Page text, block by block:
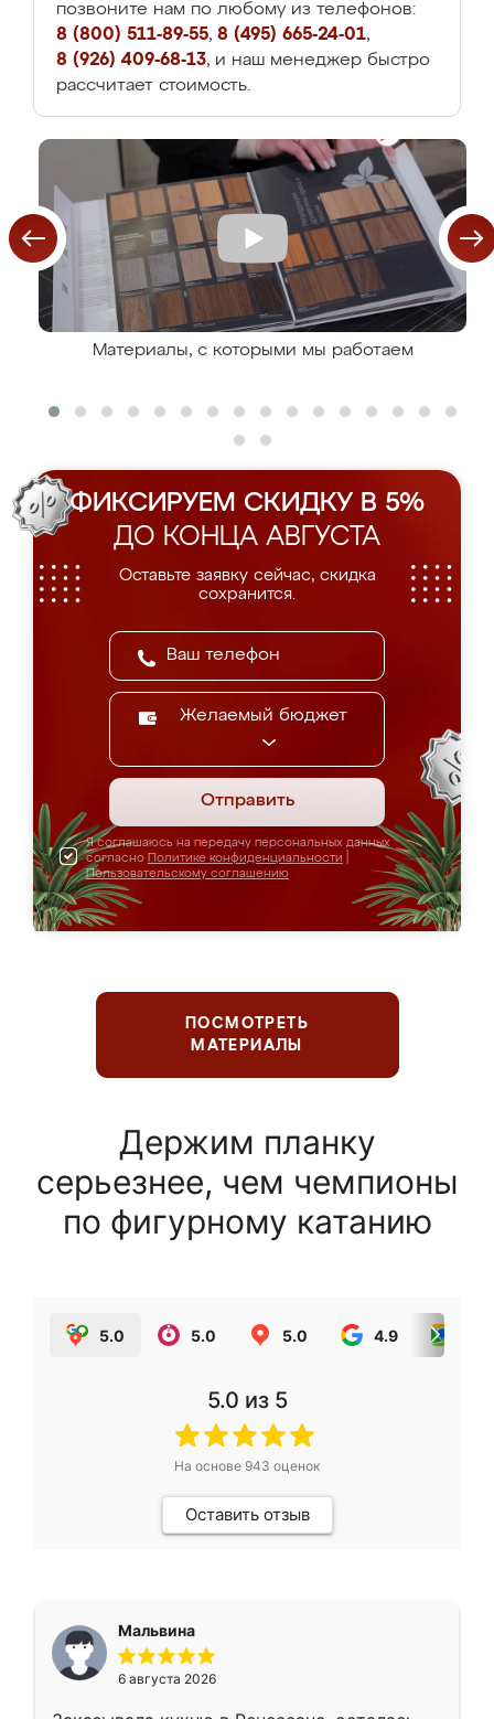
позвоните нам по любому из телефонов:
8 (800) 511-89-55, 8 (495) 665-24-01,
8 (926) 409-68-13, и наш менеджер быстро
рассчитает стоимость.
Материалы, с которыми мы работаем
ФИКСИРУЕМ СКИДКУ В 5%
ДО КОНЦА АВГУСТА
Оставьте заявку сейчас, скидка
сохранится.
Желаемый бюджет
Отправить
Я соглашаюсь на передачу персональных данных
согласно Политике конфиденциальности
Пользовательскому соглашению
ПОСМОТРЕТЬ
МАТЕРИАЛЫ
Держим планку
серьезнее, чем чемпионы
по фигурному катанию
5.0 5.0 5.0 4.9
5.0 из 5
На основе 943 оценок
Оставить отзыв
Мальвина
6 августа 2026